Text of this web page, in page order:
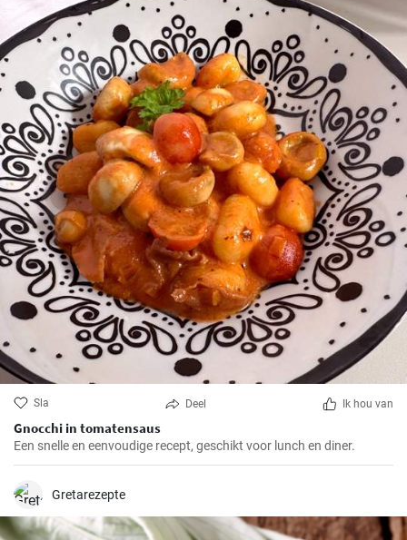
Sla Deel Ik hou van
Gnocchi in tomatensaus
Een snelle en eenvoudige recept, geschikt voor lunch en diner.
Gretarezepte